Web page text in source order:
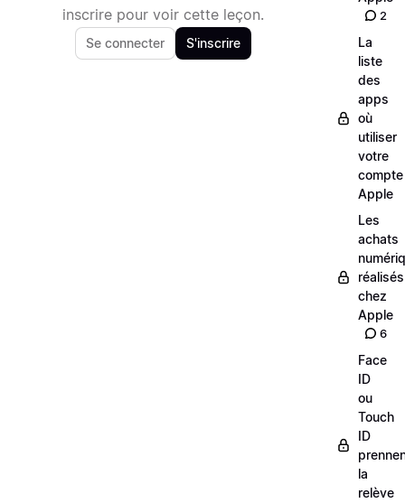
inscrire pour voir cette leçon.
Se connecter S'inscrire
2
La
liste
des
apps
où
utiliser
votre
compte
Apple
Les
achats
réalisés
chez
Apple
6
Face
ID
ou
Touch
ID
la
relève